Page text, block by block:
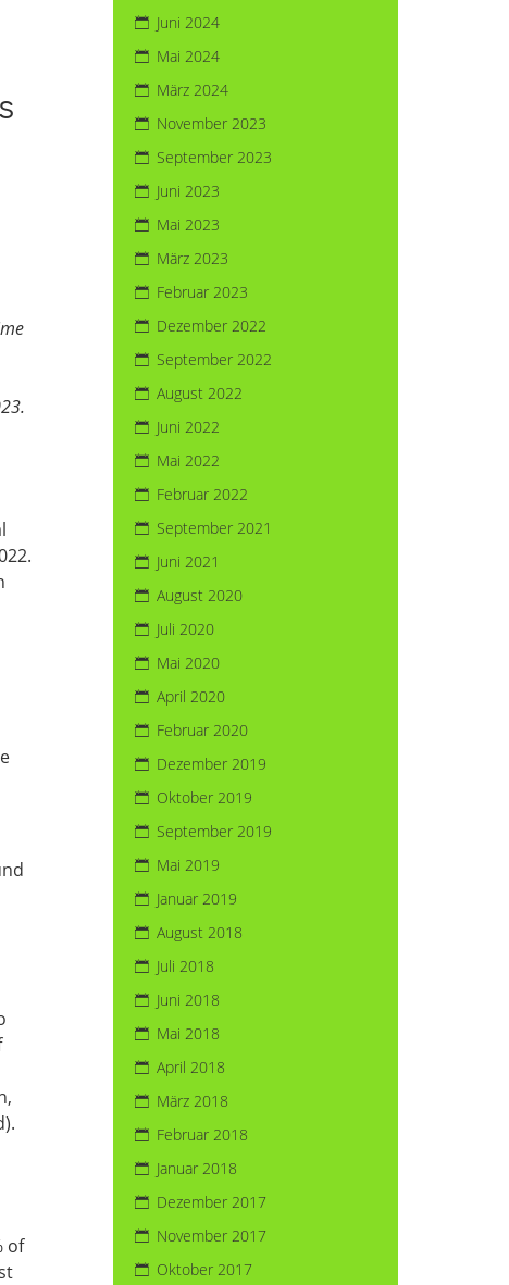
of
Juni 2024
Mai 2024
März 2024
November 2023
September 2023
Juni 2023
Mai 2023
März 2023
Februar 2023
Dezember 2022
September 2022
August 2022
Juni 2022
Mai 2022
Februar 2022
September 2021
Juni 2021
August 2020
Juli 2020
Mai 2020
April 2020
Februar 2020
Dezember 2019
Oktober 2019
September 2019
Mai 2019
Januar 2019
August 2018
Juli 2018
Juni 2018
Mai 2018
April 2018
März 2018
Februar 2018
Januar 2018
Dezember 2017
November 2017
Oktober 2017